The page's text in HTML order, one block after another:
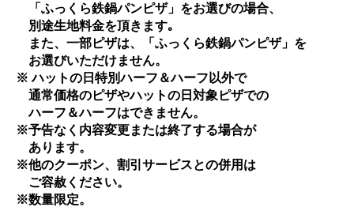
「ふっくら鉄鍋パンピザ」をお選びの場合、
別途生地料金を頂きます｡
また、一部ピザは、「ふっくら鉄鍋パンピザ」を
お選びいただけません。
※ ハットの日特別ハーフ＆ハーフ以外で
通常価格のピザやハットの日対象ピザでの
ハーフ＆ハーフはできません。
※予告なく内容変更または終了する場合が
あります。
※他のクーポン、割引サービスとの併用は
ご容赦ください。
※数量限定。